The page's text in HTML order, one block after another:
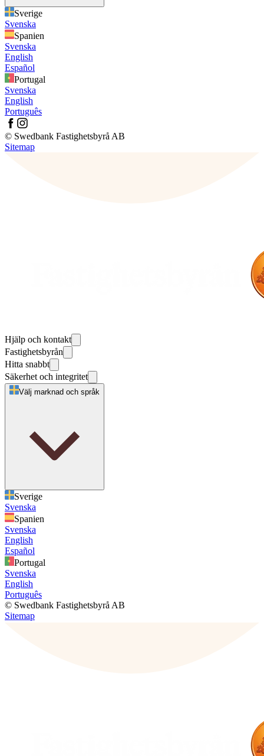
Sverige
Svenska
Spanien
Svenska
English
Español
Portugal
Svenska
English
Português
© Swedbank Fastighetsbyrå AB
Sitemap
Hjälp och kontakt
Fastighetsbyrån
Hitta snabbt
Säkerhet och integritet
Välj marknad och språk
Sverige
Svenska
Spanien
Svenska
English
Español
Portugal
Svenska
English
Português
© Swedbank Fastighetsbyrå AB
Sitemap